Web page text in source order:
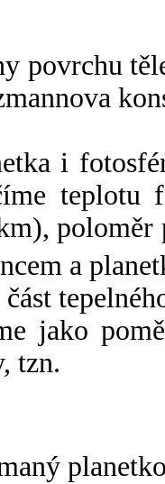
povrchu
i
a
jako
tzn.